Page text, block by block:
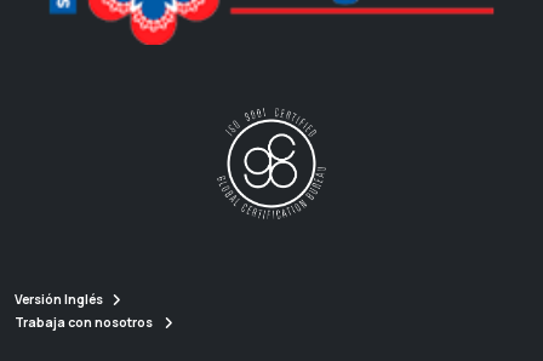
Versión Inglés
Trabaja con nosotros